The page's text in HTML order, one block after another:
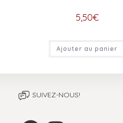
5,50€
Ajouter au panier
SUIVEZ-NOUS!